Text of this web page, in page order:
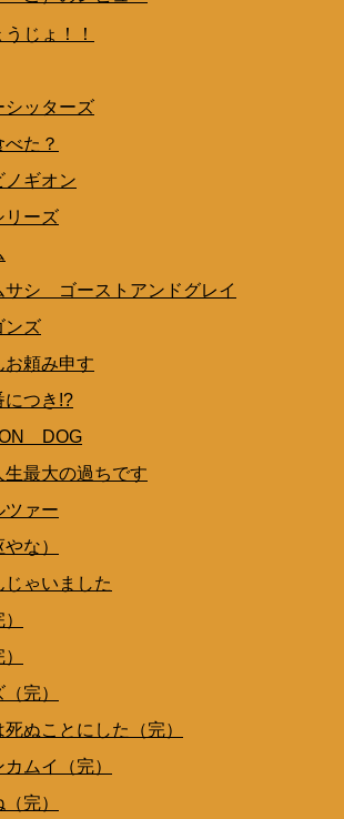
じょ！！
シッターズ
た？
ノギオン
リーズ
サシ ゴーストアンドグレイ
ンズ
お頼み申す
につき!?
DOG
生最大の過ちです
ツァー
な）
ゃいました
完）
ぬことにした（完）
ムイ（完）
完）